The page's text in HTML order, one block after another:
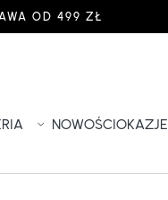
OD 499 ZŁ
NOWOŚCIOKAZJE